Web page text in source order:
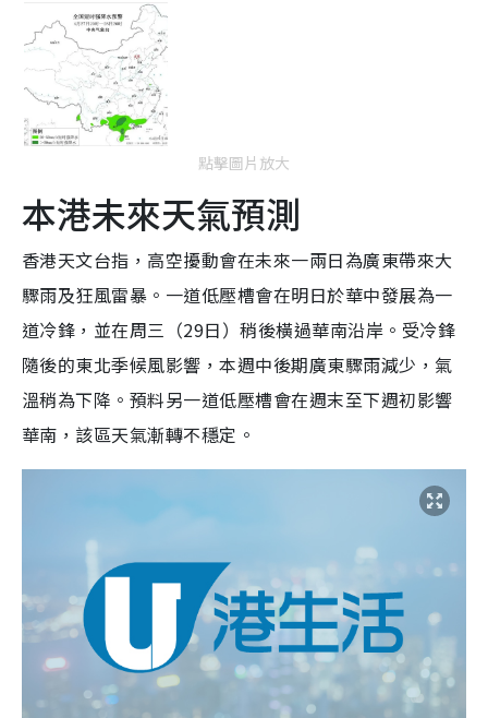
點擊圖片放大
本港未來天氣預測
香港天文台指，高空擾動會在未來一兩日為廣東帶來大
驟雨及狂風雷暴。一道低壓槽會在明日於華中發展為一
道冷鋒，並在周三（29日）稍後橫過華南沿岸。受冷鋒
隨後的東北季候風影響，本週中後期廣東驟雨減少，氣
溫稍為下降。預料另一道低壓槽會在週末至下週初影響
華南，該區天氣漸轉不穩定。